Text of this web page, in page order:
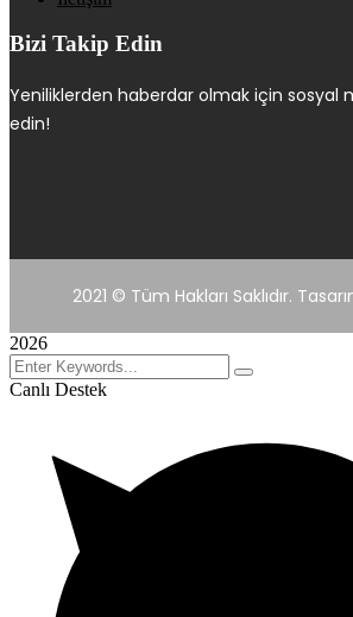
Bizi Takip Edin
Yeniliklerden haberdar olmak için sosyal
edin!
2021 © Tüm Hakları Saklıdır.
2026
Canlı Destek